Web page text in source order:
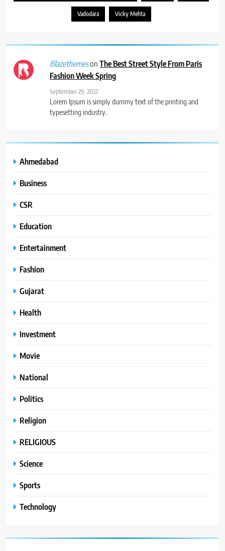
Vadodara Vicky Mehta
BlazethemesonThe Best Street Style From Paris
Fashion Week Spring
September 29, 2022
Lorem Ipsum is simply dummy text of the printing and
typesetting industry.
Ahmedabad
Business
CSR
Education
Entertainment
Fashion
Gujarat
Health
Investment
Movie
National
Politics
Religion
RELIGIOUS
Science
Sports
Technology